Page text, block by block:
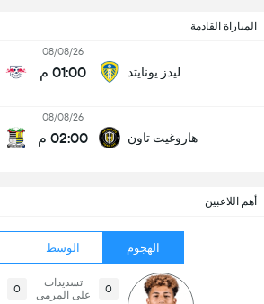
المباراة القادمة
ليدز يونايتد
08/08/26
01:00 م
هاروغيت تاون
08/08/26
02:00 م
أهم اللاعبين
الهجوم الوسط
0
تسديدات
على المرمى
0